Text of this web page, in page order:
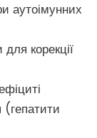
аутоімунних
корекції
(гепатити